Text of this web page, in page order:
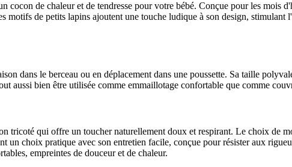
cocon de chaleur et de tendresse pour votre bébé. Conçue pour les mois
de petits lapins ajoutent une touche ludique à son design, stimulant
dans le berceau ou en déplacement dans une poussette. Sa taille
aussi bien être utilisée comme emmaillotage confortable que comme
tricoté qui offre un toucher naturellement doux et respirant. Le choix de
un choix pratique avec son entretien facile, conçue pour résister aux
empreintes de douceur et de chaleur.